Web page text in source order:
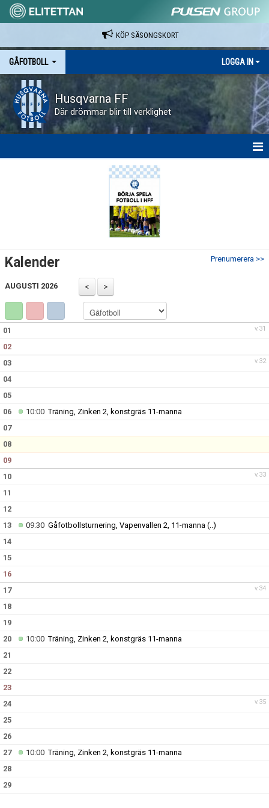
KÖP SÄSONGSKORT
GÅFOTBOLL LOGGA IN
Husqvarna FF
Där drömmar blir till verklighet
BILDGALLERI
DOKUMENT
KONTAKT
GÅFOTBOLL
Prenumerera >>
Kalender
AUGUSTI 2026
v.31
01
02
v.32
03
04
05
06
10:00Träning, Zinken 2, konstgräs 11-manna
07
08
09
v.33
10
11
12
13
09:30 Gåfotbollsturnering, Vapenvallen 2, 11-manna (..)
14
15
16
v.34
17
18
19
20
10:00Träning, Zinken 2, konstgräs 11-manna
21
22
23
v.35
24
25
26
27
10:00Träning, Zinken 2, konstgräs 11-manna
28
29